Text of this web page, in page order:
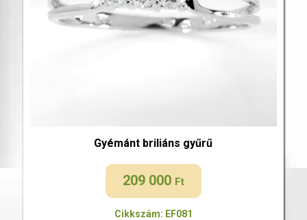
Gyémánt briliáns gyűrű
209 000 Ft
Cikkszám: EF081